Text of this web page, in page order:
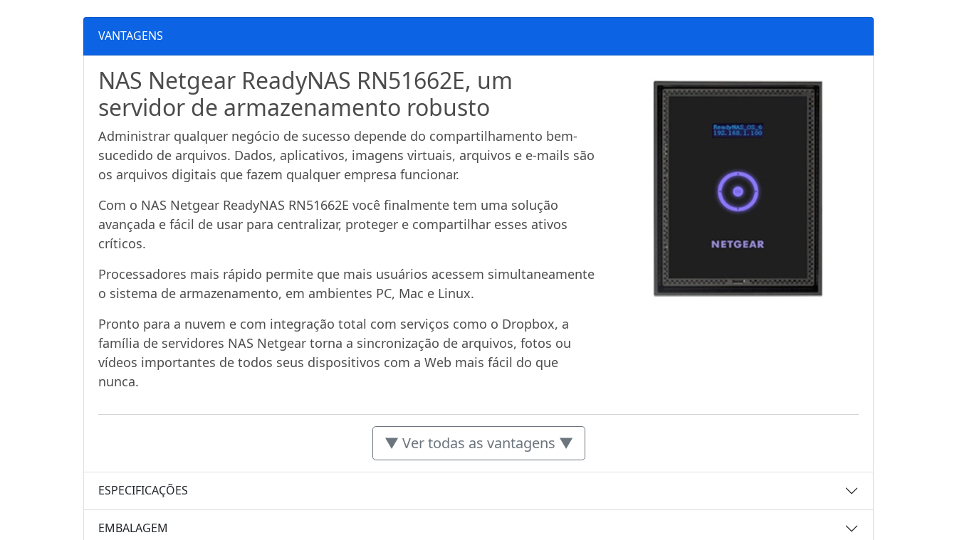
VANTAGENS
NAS Netgear ReadyNAS RN51662E, um
servidor de armazenamento robusto
Administrar qualquer negócio de sucesso depende do compartilhamento bem-
sucedido de arquivos. Dados, aplicativos, imagens virtuais, arquivos e e-mails são
os arquivos digitais que fazem qualquer empresa funcionar.
Com o NAS Netgear ReadyNAS RN51662E você finalmente tem uma solução
avançada e fácil de usar para centralizar, proteger e compartilhar esses ativos
críticos.
Processadores mais rápido permite que mais usuários acessem simultaneamente
o sistema de armazenamento, em ambientes PC, Mac e Linux.
Pronto para a nuvem e com integração total com serviços como o Dropbox, a
família de servidores NAS Netgear torna a sincronização de arquivos, fotos ou
vídeos importantes de todos seus dispositivos com a Web mais fácil do que
nunca.
▼ Ver todas as vantagens ▼
ESPECIFICAÇÕES
EMBALAGEM